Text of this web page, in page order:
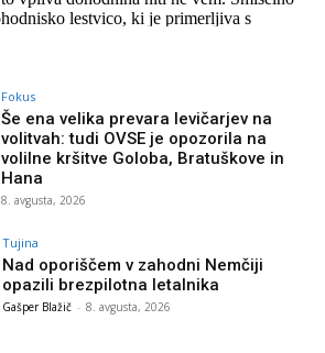
Fokus
Še ena velika prevara levičarjev na
volitvah: tudi OVSE je opozorila na
volilne kršitve Goloba, Bratuškove in
Hana
8. avgusta, 2026
Tujina
Nad oporiščem v zahodni Nemčiji
opazili brezpilotna letalnika
Gašper Blažič - 8. avgusta, 2026